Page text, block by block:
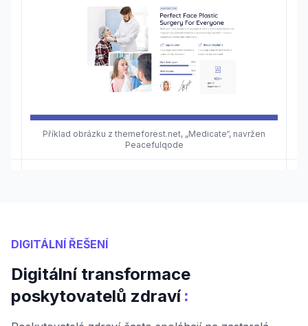
Příklad obrázku z themeforest.net, „Medicate“, navržen
Peacefulqode
DIGITÁLNÍ ŘEŠENÍ
Digitální transformace
poskytovatelů zdraví :